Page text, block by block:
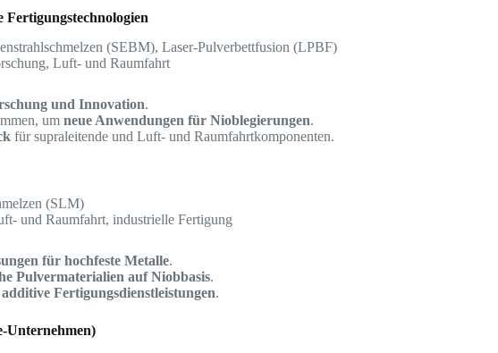
(SEBM), Laser-Pulverbettfusion (LPBF)
Luft- und Raumfahrt
und Innovation.
umneue Anwendungen für Nioblegierungen.
für supraleitende und Luft- und Raumfahrtkomponenten.
(SLM)
und Raumfahrt, industrielle Fertigung
für hochfeste Metalle.
Pulvermaterialien auf Niobbasis.
Fertigungsdienstleistungen.
Unternehmen)